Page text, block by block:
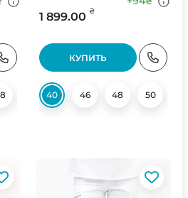
1 899.00 ₴
КУПИТЬ
40 46 48 50